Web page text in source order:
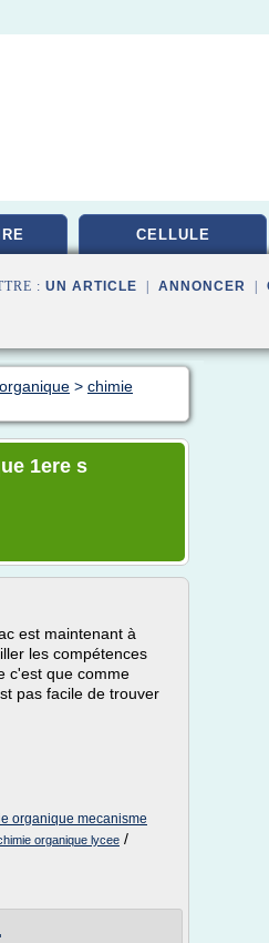
CELLULE
: UN ARTICLE ANNONCER
> chimie
1ere s
est maintenant à
les compétences
c'est que comme
pas facile de trouver
organique mecanisme
organique lycee /